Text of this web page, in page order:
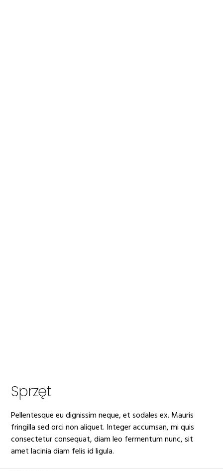
Sprzęt
Pellentesque eu dignissim neque, et sodales ex. Mauris
fringilla sed orci non aliquet. Integer accumsan, mi quis
consectetur consequat, diam leo fermentum nunc, sit
amet lacinia diam felis id ligula.